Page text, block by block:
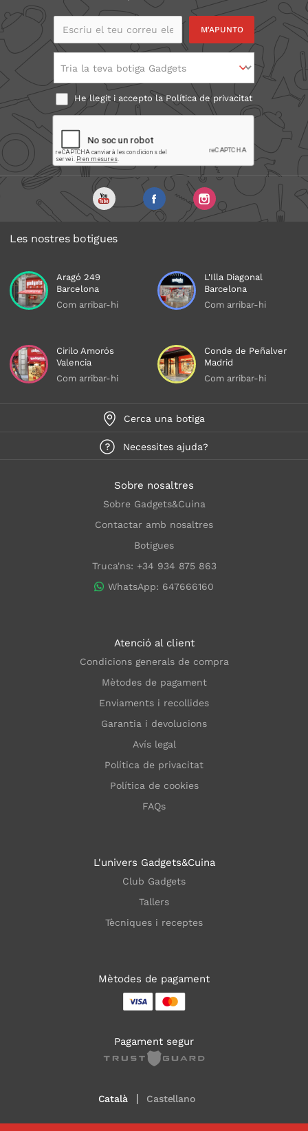
Escriu el teu correu
Tria la teva botiga Gadgets
He llegit i accepto laPolítica de privacitat
Les nostres botigues
Aragó 249
Barcelona
Com arribar-hi
L'Illa Diagonal
Barcelona
Com arribar-hi
Cirilo Amorós
Valencia
Com arribar-hi
Conde de Peñalver
Madrid
Com arribar-hi
Cerca una botiga
Necessites ajuda?
Sobre nosaltres
Sobre Gadgets&Cuina
Contactar amb nosaltres
Botigues
Truca'ns: +34 934 875 863
WhatsApp: 647666160
Atenció al client
Condicions generals de compra
Mètodes de pagament
Enviaments i recollides
Garantia i devolucions
Avís legal
Política de privacitat
Política de cookies
FAQs
L'univers Gadgets&Cuina
Club Gadgets
Tallers
Tècniques i receptes
Mètodes de pagament
Pagament segur
Català Castellano